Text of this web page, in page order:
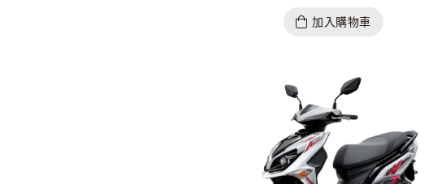
加入購物車